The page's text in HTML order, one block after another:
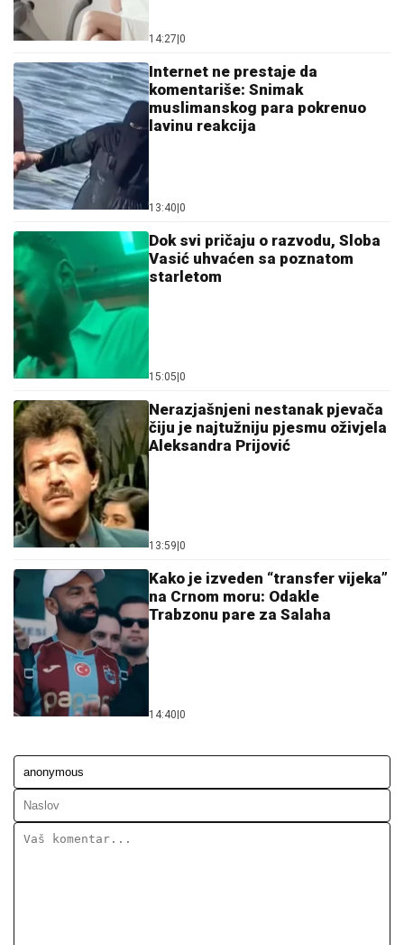
14:27 0
Internet ne prestaje da
komentariše: Snimak
muslimanskog para pokrenuo
lavinu reakcija
13:40 0
Dok svi pričaju o razvodu, Sloba
Vasić uhvaćen sa poznatom
starletom
15:05 0
Nerazjašnjeni nestanak pjevača
čiju je najtužniju pjesmu oživjela
Aleksandra Prijović
13:59 0
Kako je izveden “transfer vijeka”
na Crnom moru: Odakle
Trabzonu pare za Salaha
14:40 0